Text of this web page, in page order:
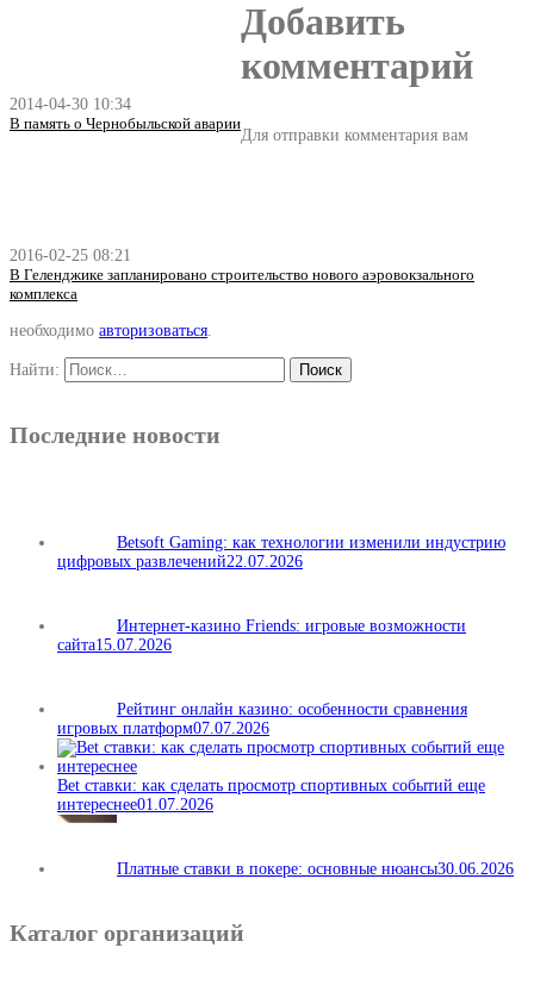
2014-04-30 10:34
В память о Чернобыльской аварии
2016-02-25 08:21
В Геленджике запланировано строительство нового аэровокзального
комплекса
Добавить
комментарий
Для отправки комментария вам
необходимо авторизоваться
Найти:
Последние новости
Betsoft Gaming: как технологии изменили индустрию
цифровых развлечений22.07.2026
Интернет-казино Friends: игровые возможности
сайта15.07.2026
Рейтинг онлайн казино: особенности сравнения
игровых платформ07.07.2026
Bet ставки: как сделать просмотр спортивных событий еще
интереснее01.07.2026
Платные ставки в покере: основные нюансы30.06.2026
Каталог организаций